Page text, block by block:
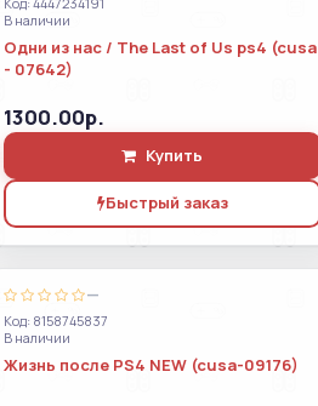
В наличии
Одни из нас / The Last of Us ps4 (cusa
- 07642)
1300.00р.
Купить
Быстрый заказ
—
Код: 8158745837
В наличии
Жизнь после PS4 NEW (cusa-09176)